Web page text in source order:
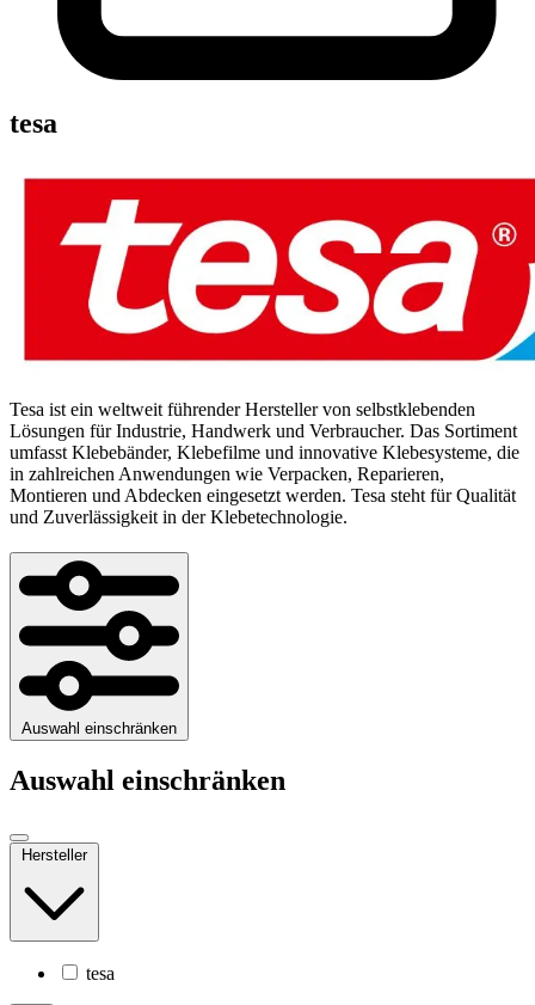
tesa
Tesa ist ein weltweit führender Hersteller von selbstklebenden
Lösungen für Industrie, Handwerk und Verbraucher. Das Sortiment
umfasst Klebebänder, Klebefilme und innovative Klebesysteme, die
in zahlreichen Anwendungen wie Verpacken, Reparieren,
Montieren und Abdecken eingesetzt werden. Tesa steht für Qualität
und Zuverlässigkeit in der Klebetechnologie.
Auswahl einschränken
Auswahl einschränken
Hersteller
tesa